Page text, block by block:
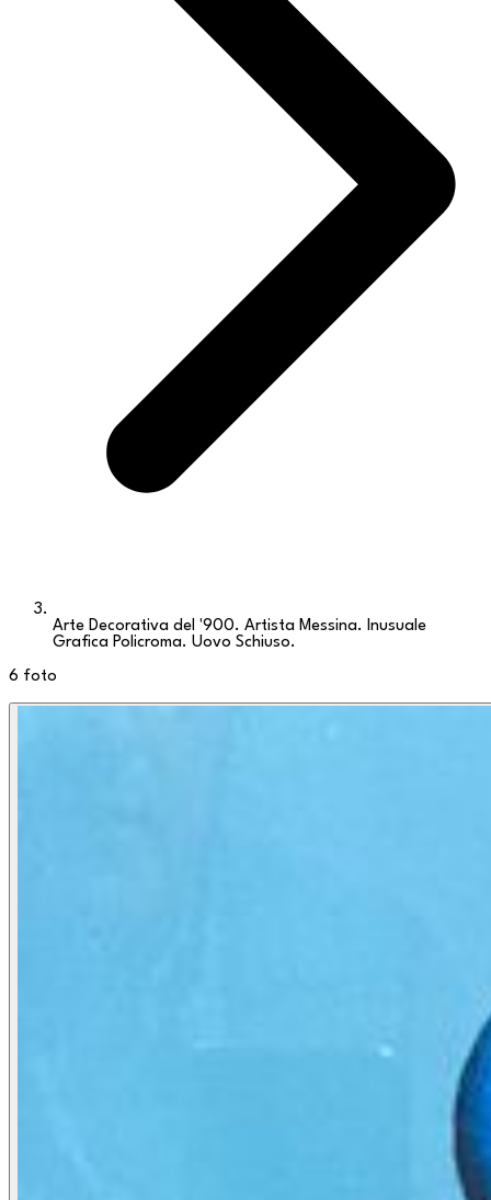
Arte Decorativa del '900. Artista Messina. Inusuale
Grafica Policroma. Uovo Schiuso.
6 foto